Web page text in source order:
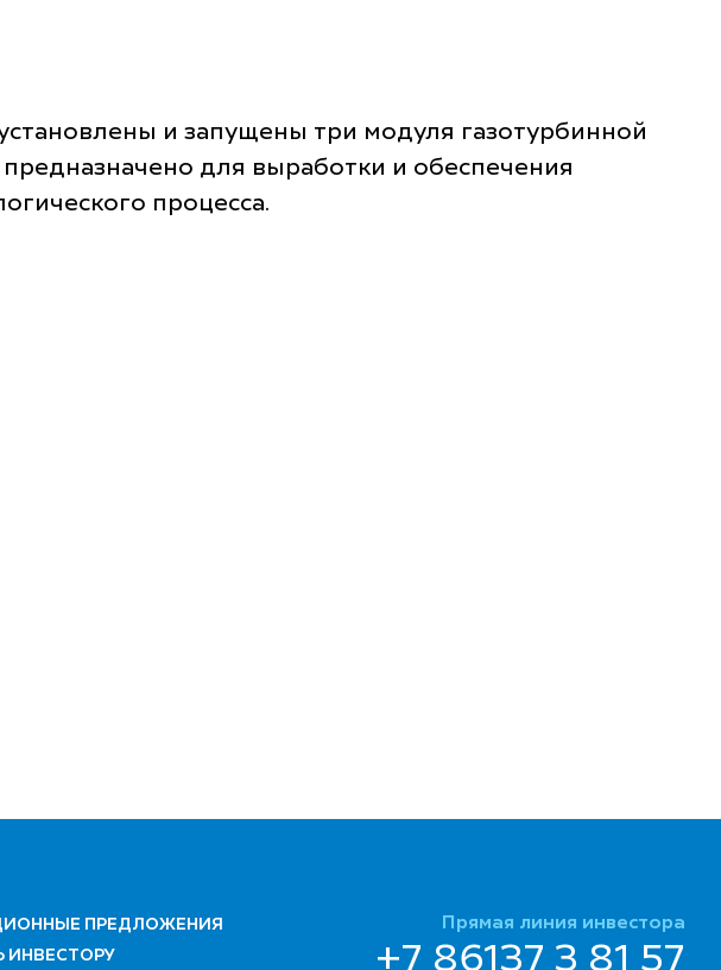
и запущены три модуля газотурбинной
для выработки и обеспечения
процесса.
ПРЕДЛОЖЕНИЯ
ИНВЕСТОРУ
Прямая линия инвестора
+7 86137 3 81 57